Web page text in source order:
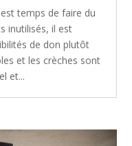
temps de faire du
inutilisés, il est
de don plutôt
et les crèches sont
et...